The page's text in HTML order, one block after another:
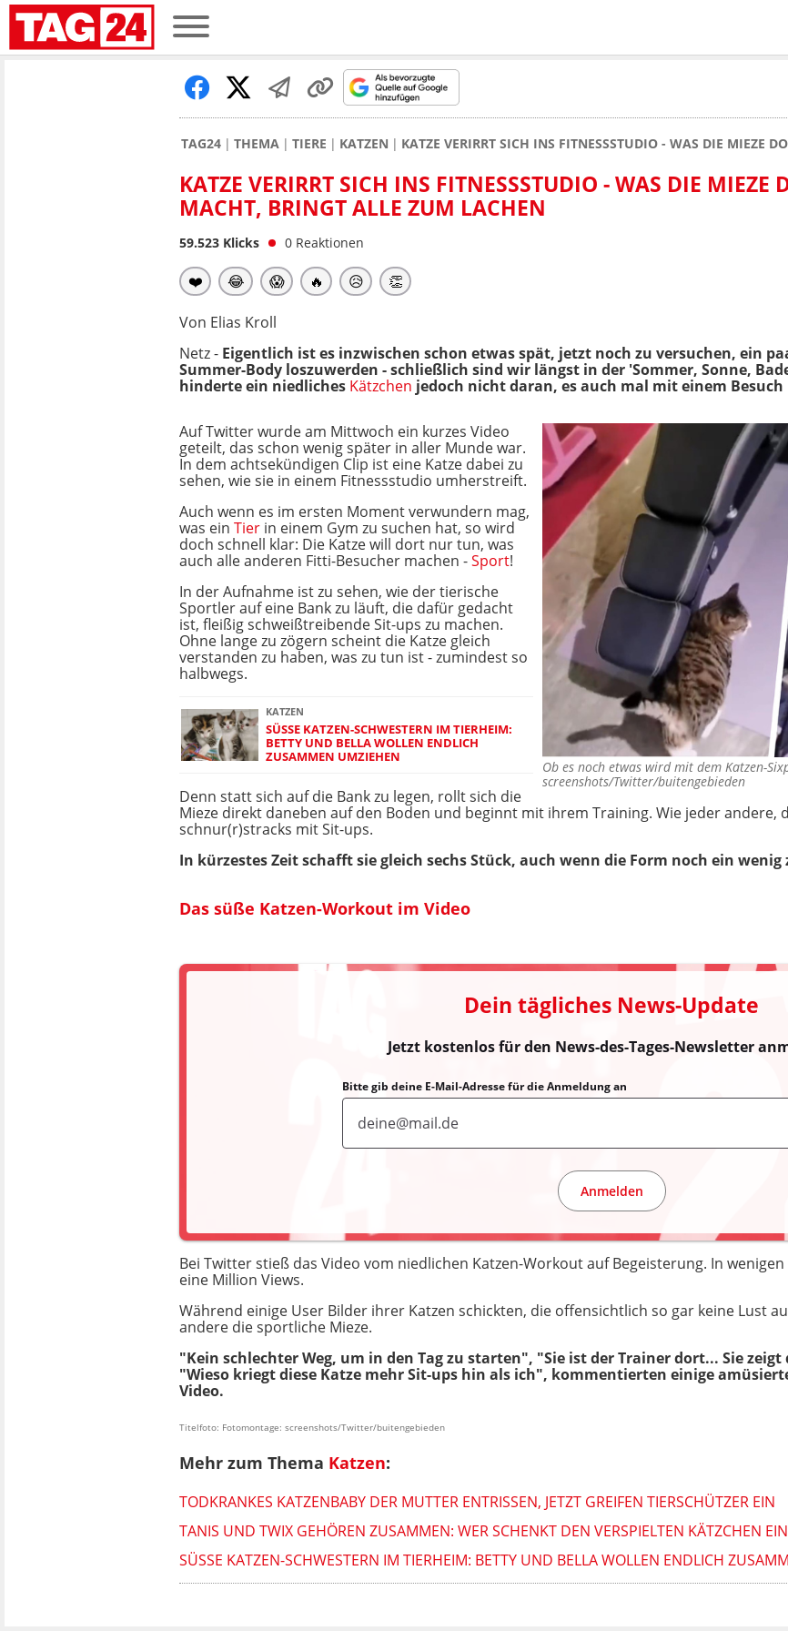
TAG24 THEMA TIERE KATZEN KATZE VERIRRT SICH INS FITNESSSTUDIO - WAS DIE MIEZE
KATZE VERIRRT SICH INS FITNESSSTUDIO - WAS DIE MIEZE
MACHT, BRINGT ALLE ZUM LACHEN
59.523 Klicks 0 Reaktionen
❤️ 😂 😱 🔥 😥 👏
Von Elias Kroll
Netz - Eigentlich ist es inzwischen schon etwas spät, jetzt noch zu versuchen, ein
Summer-Body loszuwerden - schließlich sind wir längst in der 'Sommer, Sonne,
hinderte ein niedliches Kätzchen jedoch nicht daran, es auch mal mit einem
Ob es noch etwas wird mit dem Katzen-
screenshots/Twitter/buitengebieden
Auf Twitter wurde am Mittwoch ein kurzes Video
geteilt, das schon wenig später in aller Munde war.
In dem achtsekündigen Clip ist eine Katze dabei zu
sehen, wie sie in einem Fitnessstudio umherstreift.
Auch wenn es im ersten Moment verwundern mag,
was ein Tier in einem Gym zu suchen hat, so wird
doch schnell klar: Die Katze will dort nur tun, was
auch alle anderen Fitti-Besucher machen -Sport!
In der Aufnahme ist zu sehen, wie der tierische
Sportler auf eine Bank zu läuft, die dafür gedacht
ist, fleißig schweißtreibende Sit-ups zu machen.
Ohne lange zu zögern scheint die Katze gleich
verstanden zu haben, was zu tun ist - zumindest so
halbwegs.
KATZEN
SÜSSE KATZEN-SCHWESTERN IM TIERHEIM: B
ETTY UND BELLA WOLLEN ENDLICH Z
USAMMEN UMZIEHEN
Denn statt sich auf die Bank zu legen, rollt sich die
Mieze direkt daneben auf den Boden und beginnt mit ihrem Training. Wie jeder andere,
schnur(r)stracks mit Sit-ups.
In kürzestes Zeit schafft sie gleich sechs Stück, auch wenn die Form noch ein
Das süße Katzen-Workout im Video
Dein tägliches News-Update
Jetzt kostenlos für den News-des-Tages-Newsletter
Bitte gib deine E-Mail-Adresse für die Anmeldung an
Anmelden
Bei Twitter stieß das Video vom niedlichen Katzen-Workout auf Begeisterung. In
eine Million Views.
Während einige User Bilder ihrer Katzen schickten, die offensichtlich so gar keine Lust
andere die sportliche Mieze.
"Kein schlechter Weg, um in den Tag zu starten", "Sie ist der Trainer dort... Sie
"Wieso kriegt diese Katze mehr Sit-ups hin als ich", kommentierten einige
Video.
Titelfoto: Fotomontage: screenshots/Twitter/buitengebieden
Mehr zum Thema Katzen:
TODKRANKES KATZENBABY DER MUTTER ENTRISSEN, JETZT GREIFEN TIERSCHÜTZER EIN
TANIS UND TWIX GEHÖREN ZUSAMMEN: WER SCHENKT DEN VERSPIELTEN KÄTZCHEN
SÜSSE KATZEN-SCHWESTERN IM TIERHEIM: BETTY UND BELLA WOLLEN ENDLICH